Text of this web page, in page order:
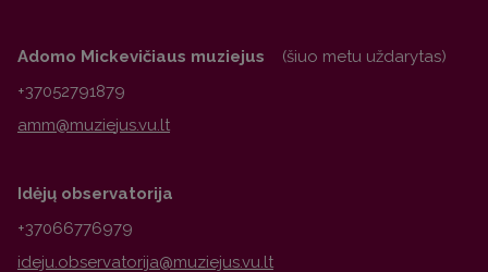
Adomo Mickevičiaus muziejus (šiuo metu uždarytas)
+37052791879
Idėjų observatorija
+37066776979